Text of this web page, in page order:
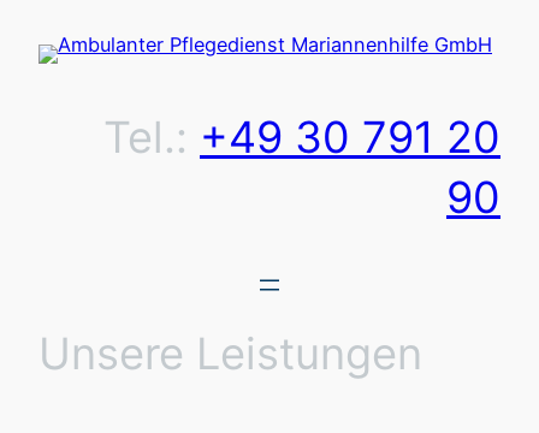
Inhalt
Tel.: +49 30 791 20
90
Unsere Leistungen